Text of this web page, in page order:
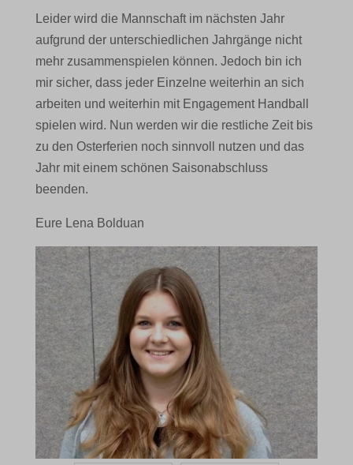
Leider wird die Mannschaft im nächsten Jahr
aufgrund der unterschiedlichen Jahrgänge nicht
mehr zusammenspielen können. Jedoch bin ich
mir sicher, dass jeder Einzelne weiterhin an sich
arbeiten und weiterhin mit Engagement Handball
spielen wird. Nun werden wir die restliche Zeit bis
zu den Osterferien noch sinnvoll nutzen und das
Jahr mit einem schönen Saisonabschluss
beenden.
Eure Lena Bolduan